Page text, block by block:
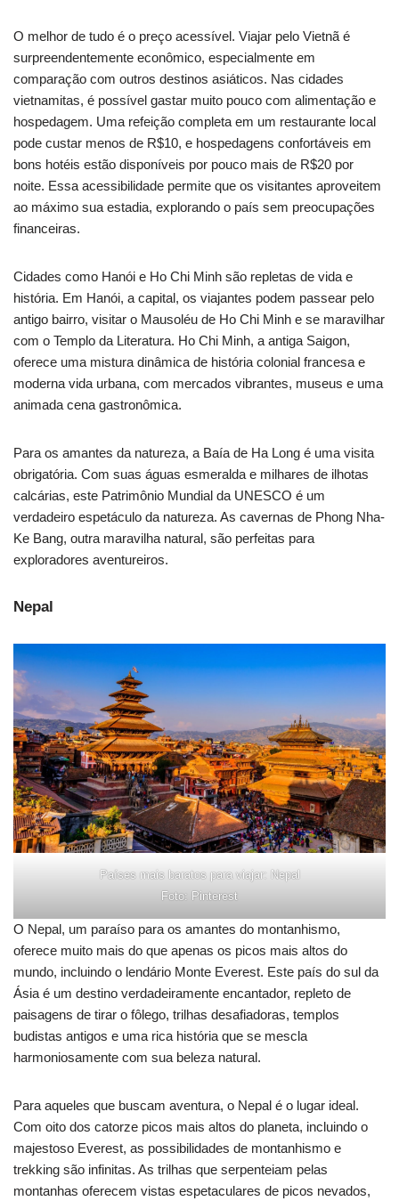
O melhor de tudo é o preço acessível. Viajar pelo Vietnã é
surpreendentemente econômico, especialmente em
comparação com outros destinos asiáticos. Nas cidades
vietnamitas, é possível gastar muito pouco com alimentação e
hospedagem. Uma refeição completa em um restaurante local
pode custar menos de R$10, e hospedagens confortáveis em
bons hotéis estão disponíveis por pouco mais de R$20 por
noite. Essa acessibilidade permite que os visitantes aproveitem
ao máximo sua estadia, explorando o país sem preocupações
financeiras.
Cidades como Hanói e Ho Chi Minh são repletas de vida e
história. Em Hanói, a capital, os viajantes podem passear pelo
antigo bairro, visitar o Mausoléu de Ho Chi Minh e se maravilhar
com o Templo da Literatura. Ho Chi Minh, a antiga Saigon,
oferece uma mistura dinâmica de história colonial francesa e
moderna vida urbana, com mercados vibrantes, museus e uma
animada cena gastronômica.
Para os amantes da natureza, a Baía de Ha Long é uma visita
obrigatória. Com suas águas esmeralda e milhares de ilhotas
calcárias, este Patrimônio Mundial da UNESCO é um
verdadeiro espetáculo da natureza. As cavernas de Phong Nha-
Ke Bang, outra maravilha natural, são perfeitas para
exploradores aventureiros.
Nepal
Países mais baratos para viajar: Nepal
Foto: Pinterest
O Nepal, um paraíso para os amantes do montanhismo,
oferece muito mais do que apenas os picos mais altos do
mundo, incluindo o lendário Monte Everest. Este país do sul da
Ásia é um destino verdadeiramente encantador, repleto de
paisagens de tirar o fôlego, trilhas desafiadoras, templos
budistas antigos e uma rica história que se mescla
harmoniosamente com sua beleza natural.
Para aqueles que buscam aventura, o Nepal é o lugar ideal.
Com oito dos catorze picos mais altos do planeta, incluindo o
majestoso Everest, as possibilidades de montanhismo e
trekking são infinitas. As trilhas que serpenteiam pelas
montanhas oferecem vistas espetaculares de picos nevados,